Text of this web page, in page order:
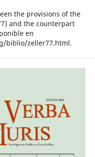
the provisions of the
and the counterpart
en
biblio/zeller77.html.